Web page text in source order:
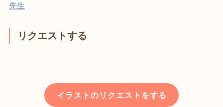
先生
リクエストする
イラストのリクエストをする